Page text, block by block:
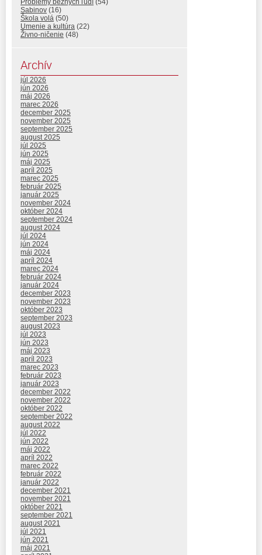
Problémy bežných ľudí (54)
Sabinov (16)
Škola volá (50)
Umenie a kultúra (22)
Živno-ničenie (48)
Archív
júl 2026
jún 2026
máj 2026
marec 2026
december 2025
november 2025
september 2025
august 2025
júl 2025
jún 2025
máj 2025
apríl 2025
marec 2025
február 2025
január 2025
november 2024
október 2024
september 2024
august 2024
júl 2024
jún 2024
máj 2024
apríl 2024
marec 2024
február 2024
január 2024
december 2023
november 2023
október 2023
september 2023
august 2023
júl 2023
jún 2023
máj 2023
apríl 2023
marec 2023
február 2023
január 2023
december 2022
november 2022
október 2022
september 2022
august 2022
júl 2022
jún 2022
máj 2022
apríl 2022
marec 2022
február 2022
január 2022
december 2021
november 2021
október 2021
september 2021
august 2021
júl 2021
jún 2021
máj 2021